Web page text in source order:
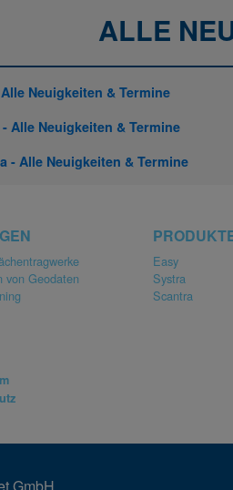
ALLE
Neuigkeiten & Termine
Alle Neuigkeiten & Termine
- Alle Neuigkeiten & Termine
von Geodaten
Easy
Systra
Scantra
GmbH